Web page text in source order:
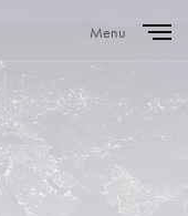
Menu